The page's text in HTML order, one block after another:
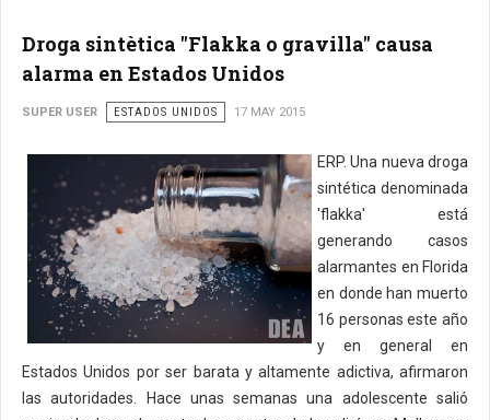
Droga sintètica "Flakka o gravilla" causa
alarma en Estados Unidos
SUPER USER ESTADOS UNIDOS 17 MAY 2015
ERP. Una nueva droga
sintética denominada
'flakka' está
generando casos
alarmantes en Florida
en donde han muerto
16 personas este año
y en general en
Estados Unidos por ser barata y altamente adictiva, afirmaron
las autoridades. Hace unas semanas una adolescente salió